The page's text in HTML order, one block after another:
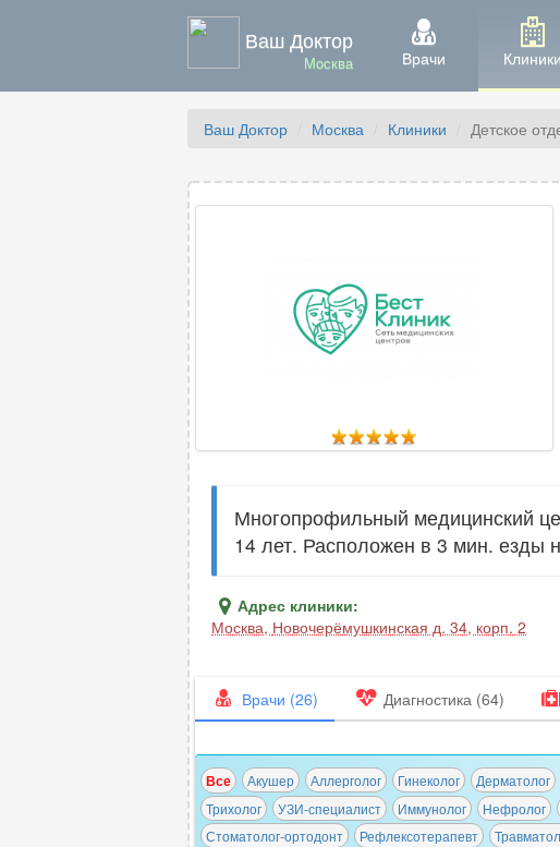
Ваш Доктор
Москва Врачи Клиники
Ваш Доктор Москва Клиники Детское
Многопрофильный медицинский
14 лет. Расположен в 3 мин. езды
Адрес клиники:
Москва, Новочерёмушкинская д. 34, корп. 2
Врачи (26) Диагностика (64)
Все Акушер Аллерголог Гинеколог Дерматолог
Трихолог
УЗИ-специалист Иммунолог Нефролог
Стоматолог-ортодонт
Рефлексотерапевт